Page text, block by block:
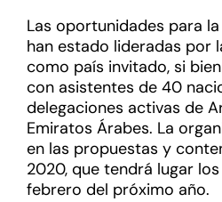
Las oportunidades para
han estado lideradas por
como país invitado, si
con asistentes de 40
delegaciones activas de
Emiratos Árabes. La
en las propuestas y
2020, que tendrá lugar los
febrero del próximo año.